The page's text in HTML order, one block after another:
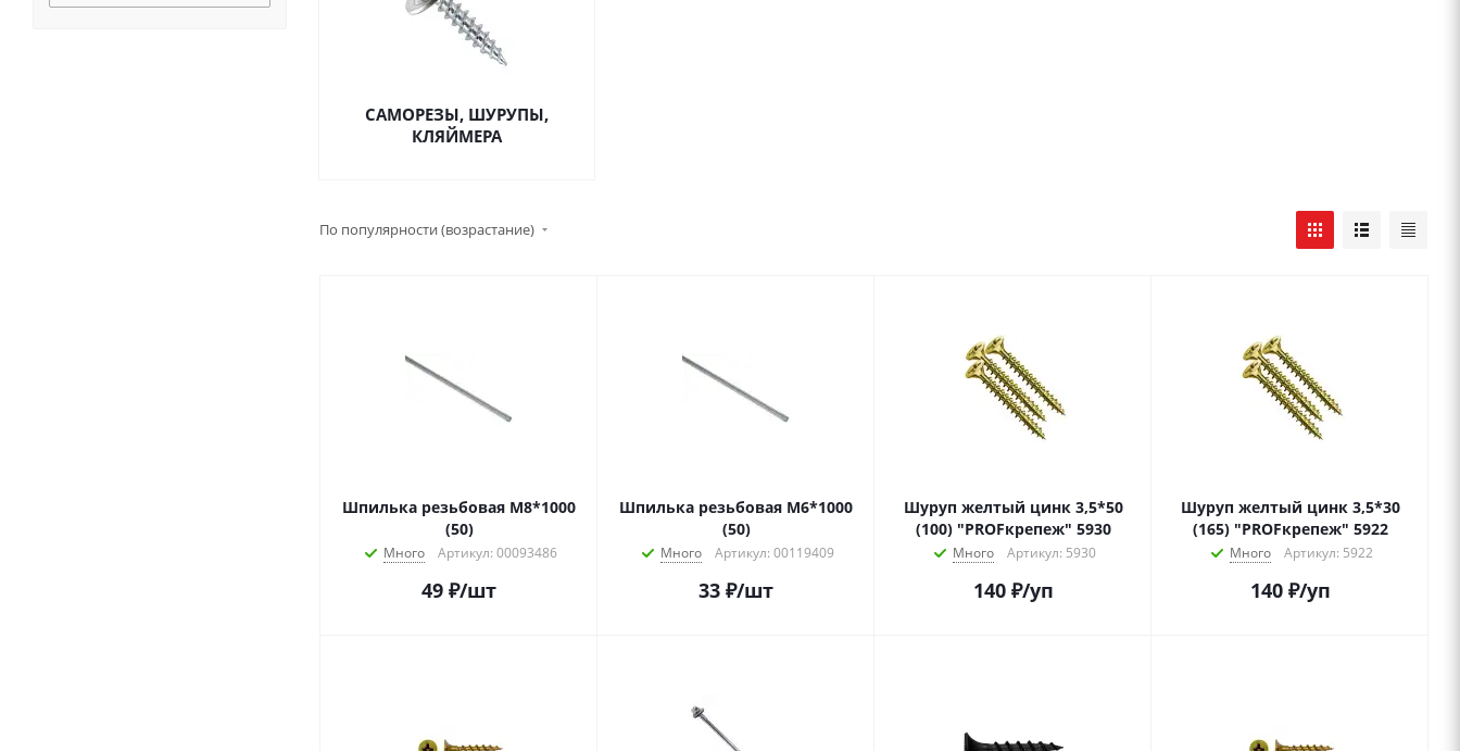
САМОРЕЗЫ, ШУРУПЫ,
КЛЯЙМЕРА
По популярности (возрастание)
Шпилька резьбовая М8*1000
(50)
Много Артикул: 00093486
49 ₽/шт
Шпилька резьбовая М6*1000
(50)
Много Артикул: 00119409
33 ₽/шт
Шуруп желтый цинк 3,5*50
(100) "PROFкрепеж" 5930
Много Артикул: 5930
140₽/уп
Шуруп желтый цинк 3,5*30
(165) "PROFкрепеж" 5922
Много Артикул: 5922
140₽/уп